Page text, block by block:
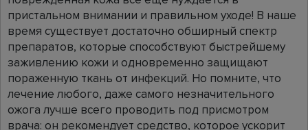
пристальном внимании и правильном уходе! В наше
время существует достаточно обширный спектр
препаратов, которые способствуют быстрейшему
заживлению кожи и одновременно защищают
пораженную ткань от инфекций. Но помните, что
лечение любого, даже самого незначительного
ожога лучше всего проводить под присмотром
врача: он рекомендует средство, которое ускорит